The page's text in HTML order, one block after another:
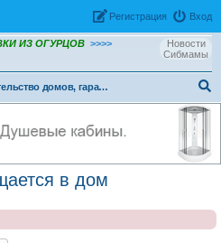
Вход
Рeгиcтpaция
Новости
Сибмамы
ИЗ ОГУРЦОВ >>>>
Строительство домов, гаражей, бань, дач и пр.
ои
ск
в дом